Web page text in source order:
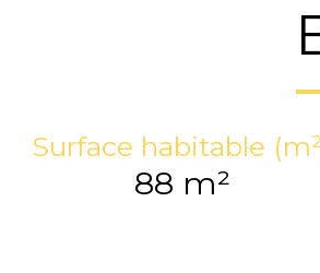
Surface habitable
88 m²